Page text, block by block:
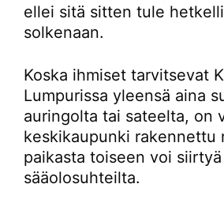
ellei sitä sitten tule
solkenaan.
Koska ihmiset tarvitsevat
Lumpurissa yleensä aina
auringolta tai sateelta, on
keskikaupunki rakennettu
paikasta toiseen voi siirtyä
sääolosuhteilta.